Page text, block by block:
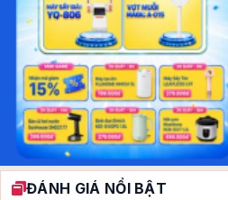
ĐÁNH GIÁ NỔI BẬT